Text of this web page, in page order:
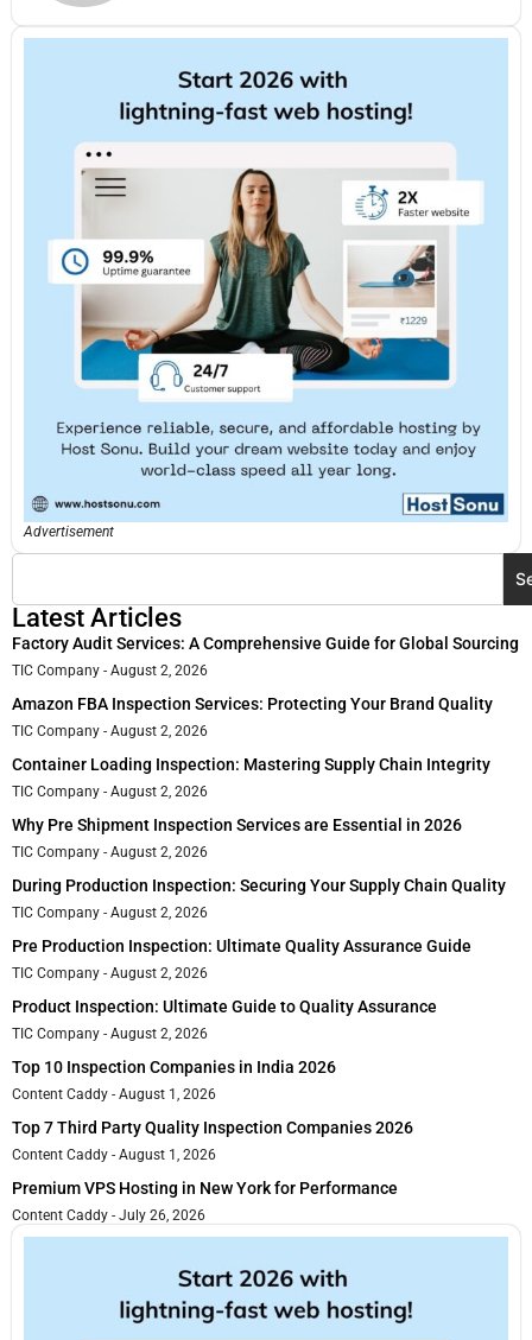
Advertisement
Latest Articles
Factory Audit Services: A Comprehensive Guide for Global Sourcing
TIC Company August 2, 2026
Amazon FBA Inspection Services: Protecting Your Brand Quality
TIC Company August 2, 2026
Container Loading Inspection: Mastering Supply Chain Integrity
TIC Company August 2, 2026
Why Pre Shipment Inspection Services are Essential in 2026
TIC Company August 2, 2026
During Production Inspection: Securing Your Supply Chain Quality
TIC Company August 2, 2026
Pre Production Inspection: Ultimate Quality Assurance Guide
TIC Company August 2, 2026
Product Inspection: Ultimate Guide to Quality Assurance
TIC Company August 2, 2026
Top 10 Inspection Companies in India 2026
Content Caddy August 1, 2026
Top 7 Third Party Quality Inspection Companies 2026
Content Caddy August 1, 2026
Premium VPS Hosting in New York for Performance
Content Caddy July 26, 2026